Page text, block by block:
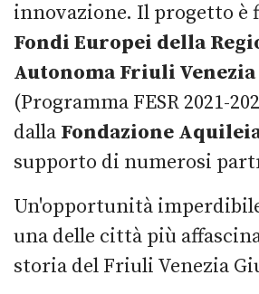
innovazione. Il progetto è
Fondi Europei della
Autonoma Friuli
(Programma FESR 2021-
dalla Fondazione
supporto di numerosi
Un'opportunità
una delle città più
storia del Friuli Venezia